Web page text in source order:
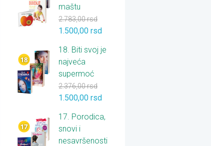
maštu
2.783,00rsd
1.500,00 rsd
18. Biti svoj je
najveća
supermoć
2.376,00rsd
1.500,00 rsd
17. Porodica,
snovi i
nesavršenosti